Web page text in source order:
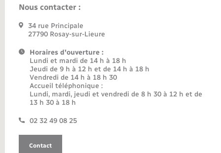
Nous contacter :
34 rue Principale
27790 Rosay-sur-Lieure
Horaires d'ouverture :
Lundi et mardi de 14 h à 18 h
Jeudi de 9 h à 12 h et de 14 h à 18 h
Vendredi de 14 h à 18 h 30
Accueil téléphonique :
Lundi, mardi, jeudi et vendredi de 8 h 30 à 12 h et de
13 h 30 à 18 h
02 32 49 08 25
Contact